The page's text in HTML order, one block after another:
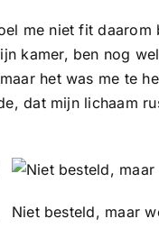
me niet fit
kamer, ben nog
het was me te
dat mijn lichaam
Niet besteld, maar